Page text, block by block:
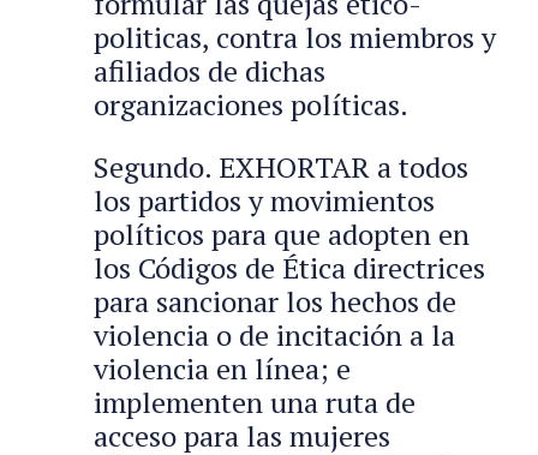
politicas, contra los miembros y
afiliados de dichas
organizaciones políticas.
Segundo. EXHORTAR a todos
los partidos y movimientos
políticos para que adopten en
los Códigos de Ética directrices
para sancionar los hechos de
violencia o de incitación a la
violencia en línea; e
implementen una ruta de
acceso para las mujeres